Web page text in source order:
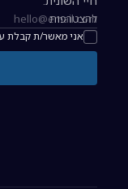
כתובת אימייל
אני מאשר/ת קבלת
להצטרפות